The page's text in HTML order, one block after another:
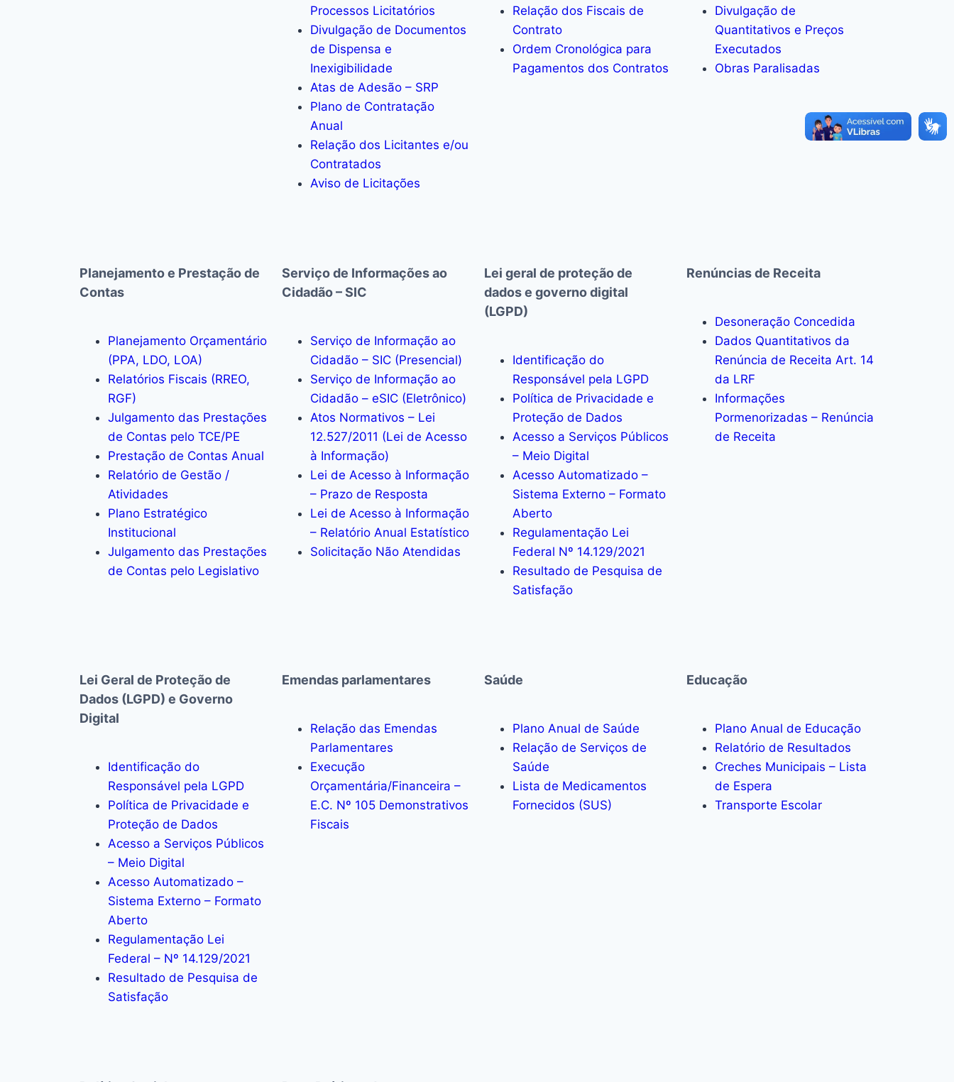
Processos Licitatórios
Divulgação de Documentos
de Dispensa e
Inexigibilidade
Atas de Adesão – SRP
Plano de Contratação
Anual
Relação dos Licitantes e/ou
Contratados
Aviso de Licitações
Relação dos Fiscais de
Contrato
Ordem Cronológica para
Pagamentos dos Contratos
Divulgação de
Quantitativos e Preços
Executados
Obras Paralisadas
Planejamento e Prestação de
Contas
Planejamento Orçamentário
(PPA, LDO, LOA)
Relatórios Fiscais (RREO,
RGF)
Julgamento das Prestações
de Contas pelo TCE/PE
Prestação de Contas Anual
Relatório de Gestão /
Atividades
Plano Estratégico
Institucional
Julgamento das Prestações
de Contas pelo Legislativo
Serviço de Informações ao
Cidadão – SIC
Serviço de Informação ao
Cidadão – SIC (Presencial)
Serviço de Informação ao
Cidadão – eSIC (Eletrônico)
Atos Normativos – Lei
12.527/2011 (Lei de Acesso
à Informação)
Lei de Acesso à Informação
– Prazo de Resposta
Lei de Acesso à Informação
– Relatório Anual Estatístico
Solicitação Não Atendidas
Lei geral de proteção de
dados e governo digital
(LGPD)
Identificação do
Responsável pela LGPD
Política de Privacidade e
Proteção de Dados
Acesso a Serviços Públicos
– Meio Digital
Acesso Automatizado –
Sistema Externo – Formato
Aberto
Regulamentação Lei
Federal Nº 14.129/2021
Resultado de Pesquisa de
Satisfação
Renúncias de Receita
Desoneração Concedida
Dados Quantitativos da
Renúncia de Receita Art. 14
da LRF
Informações
Pormenorizadas – Renúncia
de Receita
Lei Geral de Proteção de
Dados (LGPD) e Governo
Digital
Identificação do
Responsável pela LGPD
Política de Privacidade e
Proteção de Dados
Acesso a Serviços Públicos
– Meio Digital
Acesso Automatizado –
Sistema Externo – Formato
Aberto
Regulamentação Lei
Federal – Nº 14.129/2021
Resultado de Pesquisa de
Satisfação
Emendas parlamentares
Relação das Emendas
Parlamentares
Execução
Orçamentária/Financeira –
E.C. Nº 105 Demonstrativos
Fiscais
Saúde
Plano Anual de Saúde
Relação de Serviços de
Saúde
Lista de Medicamentos
Fornecidos (SUS)
Educação
Plano Anual de Educação
Relatório de Resultados
Creches Municipais – Lista
de Espera
Transporte Escolar